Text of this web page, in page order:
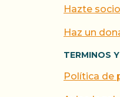
Hazte socio
Haz un
TERMINOS
Política de